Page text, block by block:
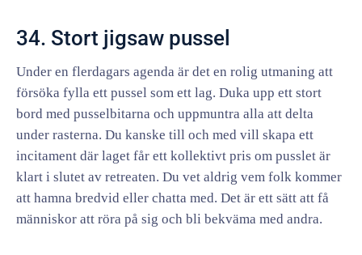
34. Stort jigsaw pussel
Under en flerdagars agenda är det en rolig utmaning att
försöka fylla ett pussel som ett lag. Duka upp ett stort
bord med pusselbitarna och uppmuntra alla att delta
under rasterna. Du kanske till och med vill skapa ett
incitament där laget får ett kollektivt pris om pusslet är
klart i slutet av retreaten. Du vet aldrig vem folk kommer
att hamna bredvid eller chatta med. Det är ett sätt att få
människor att röra på sig och bli bekväma med andra.